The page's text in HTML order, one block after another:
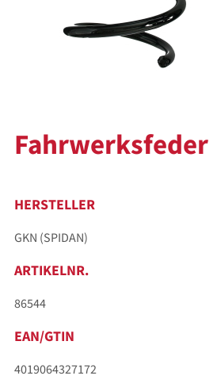
Fahrwerksfeder
HERSTELLER
GKN (SPIDAN)
ARTIKELNR.
86544
EAN/GTIN
4019064327172